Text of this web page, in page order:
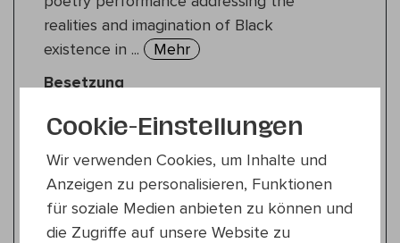
realities and imagination of Black
existence in ...
Mehr
Besetzung
poet: Tayla Myree
poet: Iris Neuberg
poet: Munira Mohamud
poet: YIELU
poet: Nepor Sandei
Cookie-Einstellungen
Wir verwenden Cookies, um Inhalte und
Anzeigen zu personalisieren, Funktionen
für soziale Medien anbieten zu können und
die Zugriffe auf unsere Website zu